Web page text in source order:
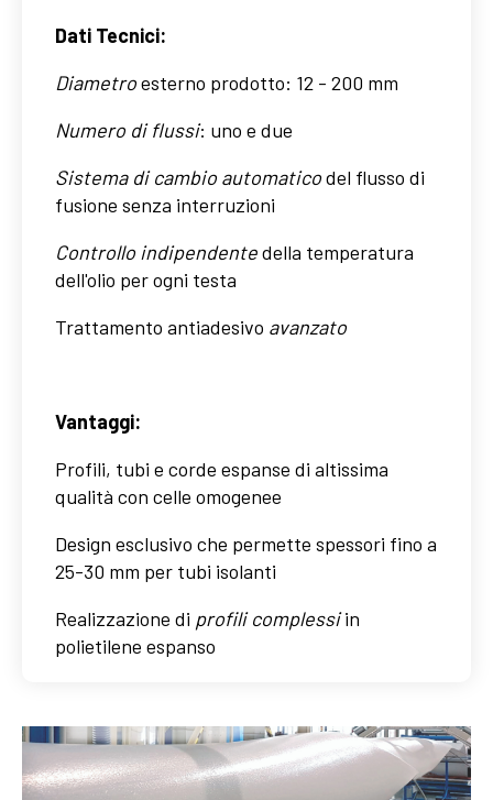
Dati Tecnici:
Diametroesterno prodotto: 12 - 200 mm
Numero di flussi: uno e due
Sistema di cambio automaticodel flusso di
fusione senza interruzioni
Controllo indipendentedella temperatura
dell'olio per ogni testa
Trattamento antiadesivo avanzato
Vantaggi:
Profili, tubi e corde espanse di altissima
qualità con celle omogenee
Design esclusivo che permette spessori fino a
25-30 mm per tubi isolanti
Realizzazione di profili complessiin
polietilene espanso